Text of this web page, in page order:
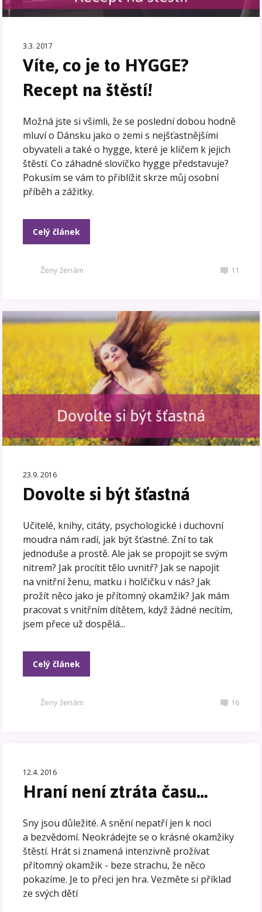
3.3. 2017
Víte, co je to HYGGE?
Recept na štěstí!
Možná jste si všimli, že se poslední dobou hodně
mluví o Dánsku jako o zemi s nejšťastnějšími
obyvateli a také o hygge, které je klíčem k jejich
štěstí. Co záhadné slovíčko hygge představuje?
Pokusím se vám to přiblížit skrze můj osobní
příběh a zážitky.
Celý článek
Ženy ženám 11
23.9. 2016
Dovolte si být šťastná
Učitelé, knihy, citáty, psychologické i duchovní
moudra nám radí, jak být šťastné. Zní to tak
jednoduše a prostě. Ale jak se propojit se svým
nitrem? Jak procítit tělo uvnitř? Jak se napojit
na vnitřní ženu, matku i holčičku v nás? Jak
prožít něco jako je přítomný okamžik? Jak mám
pracovat s vnitřním dítětem, když žádné necítím,
jsem přece už dospělá...
Celý článek
Ženy ženám 16
12.4. 2016
Hraní není ztráta času…
Sny jsou důležité. A snění nepatří jen k noci
a bezvědomí. Neokrádejte se o krásné okamžiky
štěstí. Hrát si znamená intenzivně prožívat
přítomný okamžik - beze strachu, že něco
pokazíme. Je to přeci jen hra. Vezměte si příklad
ze svých dětí